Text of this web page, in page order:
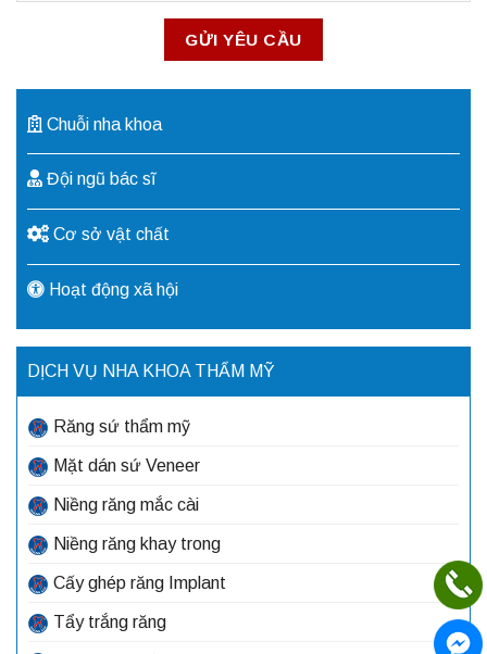
Chuỗi nha khoa
Đội ngũ bác sĩ
Cơ sở vật chất
Hoạt động xã hội
DỊCH VỤ NHA KHOA THẨM MỸ
Răng sứ thẩm mỹ
Mặt dán sứ Veneer
Niềng răng mắc cài
Niềng răng khay trong
Cấy ghép răng Implant
Tẩy trắng răng